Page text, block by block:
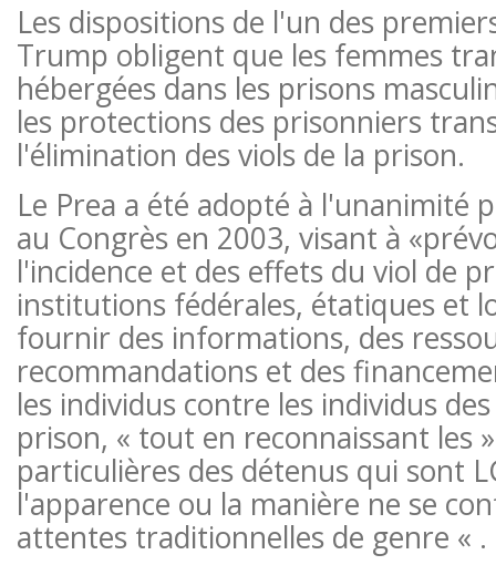
Les dispositions de l'un des
Trump obligent que les femmes
hébergées dans les prisons
les protections des prisonniers
l'élimination des viols de la prison.
Le Prea a été adopté à l'unanimité
au Congrès en 2003, visant à
l'incidence et des effets du viol de
institutions fédérales, étatiques et
fournir des informations, des
recommandations et des
les individus contre les individus
prison, « tout en reconnaissant les
particulières des détenus qui sont
l'apparence ou la manière ne se
attentes traditionnelles de genre « .